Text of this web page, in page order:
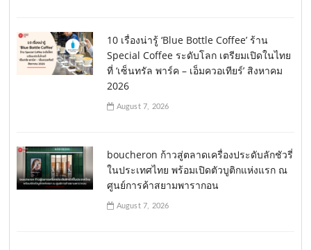
10 เรื่องน่ารู้ ‘Blue Bottle Coffee’ ร้าน
Special Coffee ระดับโลก เตรียมเปิดในไทย
ที่ ‘เซ็นทรัล พาร์ค – เอ็มควอเทียร์’ สิงหาคม
2026
August 7, 2026
boucheron ก้าวสู่ตลาดเครื่องประดับลักชัวรี่
ในประเทศไทย พร้อมเปิดตัวบูติกแห่งแรก ณ
ศูนย์การค้าสยามพารากอน
August 7, 2026